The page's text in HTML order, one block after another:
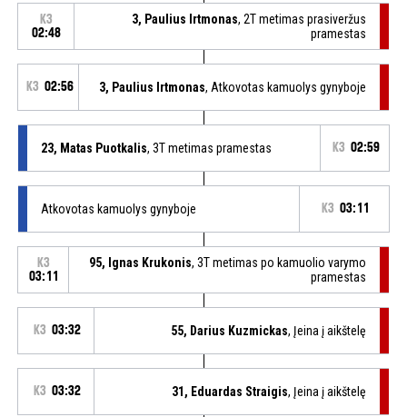
K3
02:48
3, Paulius Irtmonas, 2T metimas prasiveržus
pramestas
K3 02:56 3, Paulius Irtmonas, Atkovotas kamuolys gynyboje
23, Matas Puotkalis, 3T metimas pramestas K3 02:59
Atkovotas kamuolys gynyboje K3 03:11
K3
03:11
95, Ignas Krukonis, 3T metimas po kamuolio varymo
pramestas
K3 03:32 55, Darius Kuzmickas, Įeina į aikštelę
K3 03:32 31, Eduardas Straigis, Įeina į aikštelę